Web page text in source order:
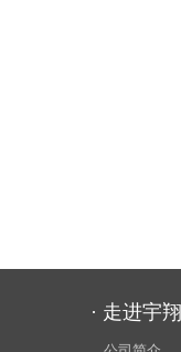
· 走进宇翔